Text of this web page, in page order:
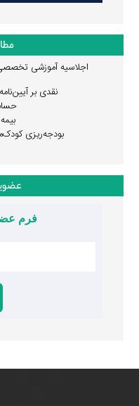
اجلاسیه آموزشی
نقدی بر
بودجه‌ریزی
فرم